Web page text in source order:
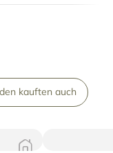
kauften auch